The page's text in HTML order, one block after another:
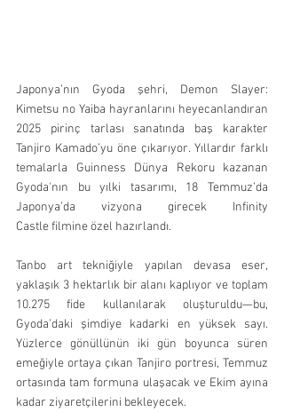
Japonya’nın Gyoda şehri, Demon Slayer:
Kimetsu no Yaiba hayranlarını heyecanlandıran
2025 pirinç tarlası sanatında baş karakter
Tanjiro Kamado’yu öne çıkarıyor. Yıllardır farklı
temalarla Guinness Dünya Rekoru kazanan
Gyoda'nın bu yılki tasarımı, 18 Temmuz’da
Japonya’da vizyona girecek Infinity
Castle filmine özel hazırlandı.
Tanbo art tekniğiyle yapılan devasa eser,
yaklaşık 3 hektarlık bir alanı kaplıyor ve toplam
10.275 fide kullanılarak oluşturuldu—bu,
Gyoda’daki şimdiye kadarki en yüksek sayı.
Yüzlerce gönüllünün iki gün boyunca süren
emeğiyle ortaya çıkan Tanjiro portresi, Temmuz
ortasında tam formuna ulaşacak ve Ekim ayına
kadar ziyaretçilerini bekleyecek.